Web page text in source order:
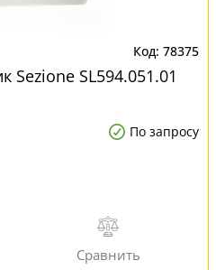
78375
Sezione SL594.051.01
По запросу